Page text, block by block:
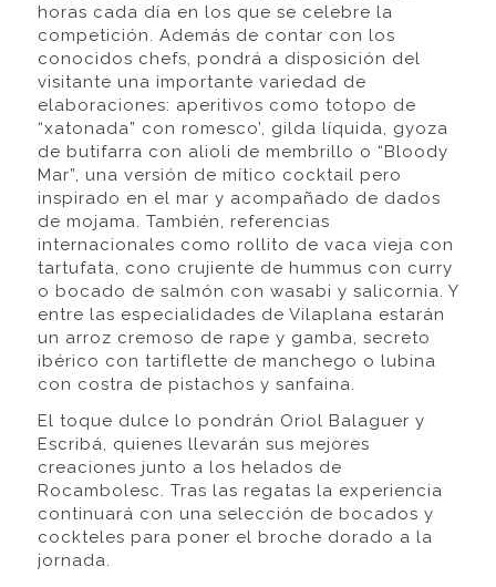
horas cada día en los que se celebre la
competición. Además de contar con los
conocidos chefs, pondrá a disposición del
visitante una importante variedad de
elaboraciones: aperitivos como totopo de
“xatonada” con romesco’, gilda líquida, gyoza
de butifarra con alioli de membrillo o “Bloody
Mar”, una versión de mítico cocktail pero
inspirado en el mar y acompañado de dados
de mojama. También, referencias
internacionales como rollito de vaca vieja con
tartufata, cono crujiente de hummus con curry
o bocado de salmón con wasabi y salicornia. Y
entre las especialidades de Vilaplana estarán
un arroz cremoso de rape y gamba, secreto
ibérico con tartiflette de manchego o lubina
con costra de pistachos y sanfaina.
El toque dulce lo pondrán Oriol Balaguer y
Escribá, quienes llevarán sus mejores
creaciones junto a los helados de
Rocambolesc. Tras las regatas la experiencia
continuará con una selección de bocados y
cockteles para poner el broche dorado a la
jornada.